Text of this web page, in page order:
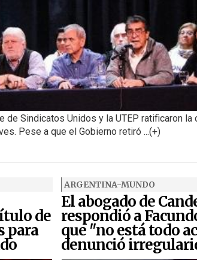
de Sindicatos Unidos y la UTEP ratificaron
Pese a que el Gobierno retiró ...(+)
de
para
ARGENTINA-MUNDO
El abogado de
respondió a
que "no está todo
denunció